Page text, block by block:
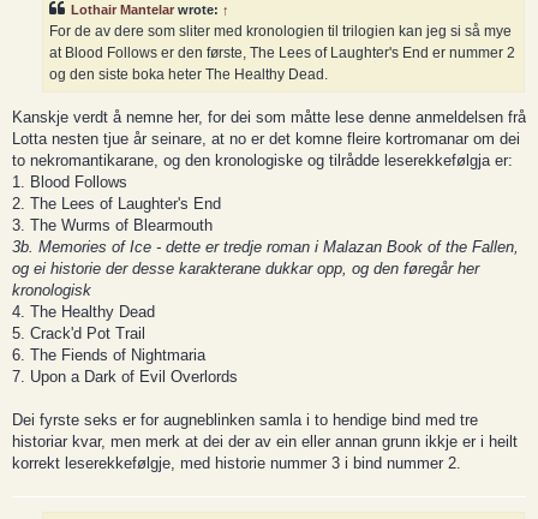
Lothair Mantelar wrote: ↑
For de av dere som sliter med kronologien til trilogien kan jeg si så mye
at Blood Follows er den første, The Lees of Laughter's End er nummer 2
og den siste boka heter The Healthy Dead.
Kanskje verdt å nemne her, for dei som måtte lese denne anmeldelsen frå
Lotta nesten tjue år seinare, at no er det komne fleire kortromanar om dei
to nekromantikarane, og den kronologiske og tilrådde leserekkefølgja er:
1. Blood Follows
2. The Lees of Laughter's End
3. The Wurms of Blearmouth
3b. Memories of Ice - dette er tredje roman i Malazan Book of the Fallen,
og ei historie der desse karakterane dukkar opp, og den føregår her
kronologisk
4. The Healthy Dead
5. Crack'd Pot Trail
6. The Fiends of Nightmaria
7. Upon a Dark of Evil Overlords
Dei fyrste seks er for augneblinken samla i to hendige bind med tre
historiar kvar, men merk at dei der av ein eller annan grunn ikkje er i heilt
korrekt leserekkefølgje, med historie nummer 3 i bind nummer 2.